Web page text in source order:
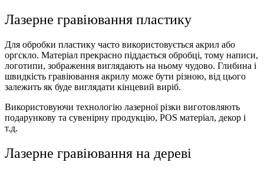
Лазерне гравіювання пластику
Для обробки пластику часто використовується акрил або
оргскло. Матеріал прекрасно піддається обробці, тому написи,
логотипи, зображення виглядають на ньому чудово. Глибина і
швидкість гравіювання акрилу може бути різною, від цього
залежить як буде виглядати кінцевий виріб.
Використовуючи технологію лазерної різки виготовляють
подарункову та сувенірну продукцію, POS матеріал, декор і
т.д.
Лазерне гравіювання на дереві